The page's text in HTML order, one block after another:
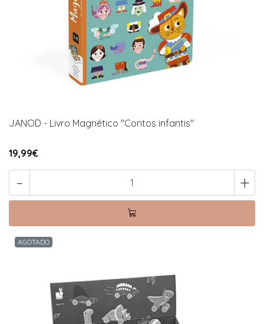
JANOD - Livro Magnético "Contos infantis"
19,99€
- +
AGOTADO